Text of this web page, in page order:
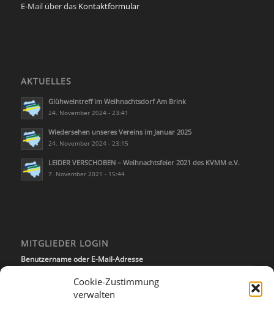
Cookie-Zustimmung
verwalten
E-Mail über das Kontaktformular
AKTUELLES
Glühweintreff im Weihnachtsdorf Am Brink
24. November 2024 - 23:41
Wiedersehen unseres Vereins im Januar 2025
24. November 2024 - 23:15
LEIDER VERSCHOBEN – Weihnachtsfeier 2021 des KVMM e.V.
7. November 2021 - 15:44
MITGLIEDER LOGIN
Benutzername oder E-Mail-Adresse